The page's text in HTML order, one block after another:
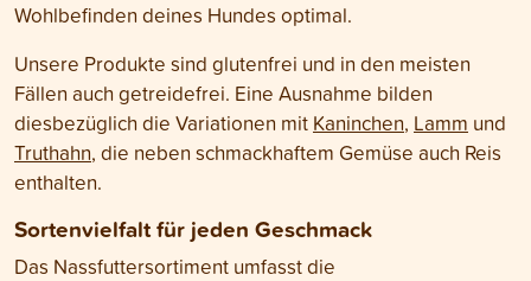
Wohlbefinden deines Hundes optimal.
Unsere Produkte sind glutenfrei und in den meisten
Fällen auch getreidefrei. Eine Ausnahme bilden
diesbezüglich die Variationen mit Kaninchen, Lamm und
Truthahn, die neben schmackhaftem Gemüse auch Reis
enthalten.
Sortenvielfalt für jeden Geschmack
Das Nassfuttersortiment umfasst die